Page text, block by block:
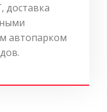
доставка
автопарком